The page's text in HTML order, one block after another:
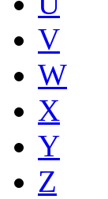
V
W
X
Y
Z